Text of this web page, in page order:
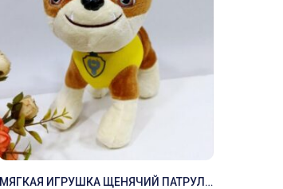
МЯГКАЯ ИГРУШКА ЩЕНЯЧИЙ ПАТРУЛЬ